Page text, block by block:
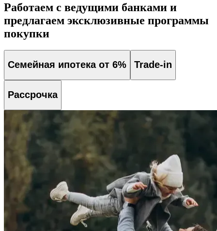
Работаем с ведущими банками и
предлагаем эксклюзивные программы
покупки
Семейная ипотека от 6% Trade-in
Рассрочка